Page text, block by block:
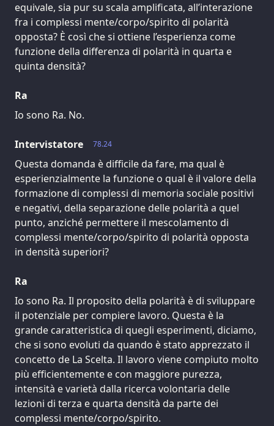
equivale, sia pur su scala amplificata, all’interazione
fra i complessi mente/corpo/spirito di polarità
opposta? È così che si ottiene l’esperienza come
funzione della differenza di polarità in quarta e
quinta densità?
Ra
Io sono Ra. No.
78.24
Intervistatore
Questa domanda è difficile da fare, ma qual è
esperienzialmente la funzione o qual è il valore della
formazione di complessi di memoria sociale positivi
e negativi, della separazione delle polarità a quel
punto, anziché permettere il mescolamento di
complessi mente/corpo/spirito di polarità opposta
in densità superiori?
Ra
Io sono Ra. Il proposito della polarità è di sviluppare
il potenziale per compiere lavoro. Questa è la
grande caratteristica di quegli esperimenti, diciamo,
che si sono evoluti da quando è stato apprezzato il
concetto de La Scelta. Il lavoro viene compiuto molto
più efficientemente e con maggiore purezza,
intensità e varietà dalla ricerca volontaria delle
lezioni di terza e quarta densità da parte dei
complessi mente/corpo/spirito.